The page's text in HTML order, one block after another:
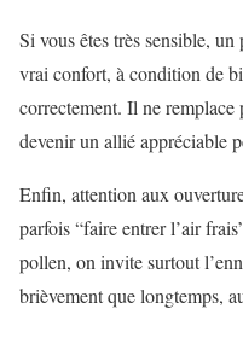
Si vous êtes très sensible,
vrai confort, à condition de
correctement. Il ne remplace
devenir un allié appréciable
Enfin, attention aux
parfois “faire entrer l’air
pollen, on invite surtout
brièvement que longtemps,